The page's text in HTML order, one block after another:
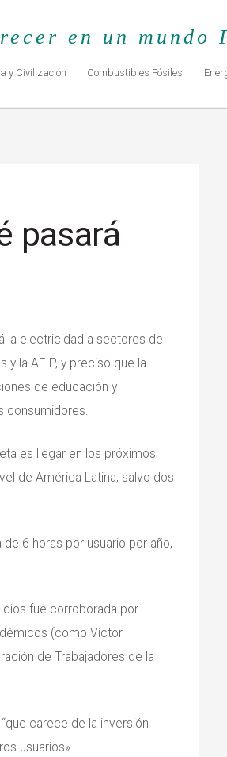
en un mundo
y Civilización Combustibles Fósiles
pasará
la electricidad a sectores de
y la AFIP, y precisó que la
de educación y
consumidores.
es llegar en los próximos
de América Latina, salvo dos
6 horas por usuario por año,
fue corroborada por
(como Víctor
de Trabajadores de la
carece de la inversión
usuarios».